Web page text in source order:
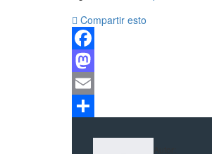
Compartir esto
Facebook
Mastodon
Email